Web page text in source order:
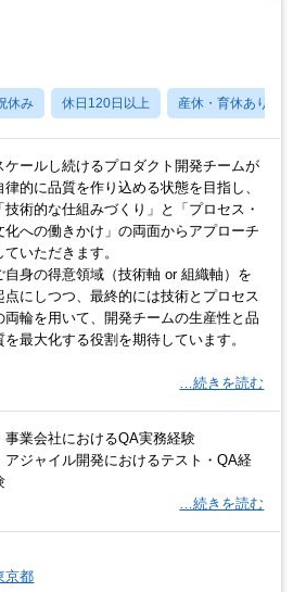
休み 休日120日以上 産休・育休あり
ケールし続けるプロダクト開発チームが
律的に品質を作り込める状態を目指し、
「技術的な仕組みづくり」と「プロセス・
化への働きかけ」の両面からアプローチ
ていただきます。
自身の得意領域（技術軸 or 組織軸）を
点にしつつ、最終的には技術とプロセス
両輪を用いて、開発チームの生産性と品
を最大化する役割を期待しています。
…続きを読む
事業会社におけるQA実務経験
アジャイル開発におけるテスト・QA経
…続きを読む
京都